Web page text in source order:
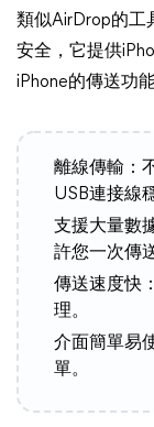
類似AirDrop的工
安全，它提供
iPhone的傳送功
離線傳輸：
USB連接線
支援大量數
許您一次傳
傳送速度快
理。
介面簡單易
單。